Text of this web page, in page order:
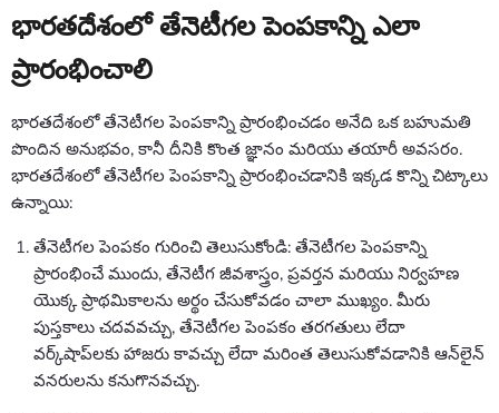
భారతదేశంలో తేనెటీగల పెంపకాన్ని ఎలా
ప్రారంభించాలి
భారతదేశంలో తేనెటీగల పెంపకాన్ని ప్రారంభించడం అనేది ఒక బహుమతి
పొందిన అనుభవం, కానీ దీనికి కొంత జ్ఞానం మరియు తయారీ అవసరం.
భారతదేశంలో తేనెటీగల పెంపకాన్ని ప్రారంభించడానికి ఇక్కడ కొన్ని చిట్కాలు
ఉన్నాయి:
తేనెటీగల పెంపకం గురించి తెలుసుకోండి: తేనెటీగల పెంపకాన్ని
ప్రారంభించే ముందు, తేనెటీగ జీవశాస్త్రం, ప్రవర్తన మరియు నిర్వహణ
యొక్క ప్రాథమికాలను అర్థం చేసుకోవడం చాలా ముఖ్యం. మీరు
పుస్తకాలు చదవవచ్చు, తేనెటీగల పెంపకం తరగతులు లేదా
వర్క్‌షాప్‌లకు హాజరు కావచ్చు లేదా మరింత తెలుసుకోవడానికి ఆన్‌లైన్
వనరులను కనుగొనవచ్చు.